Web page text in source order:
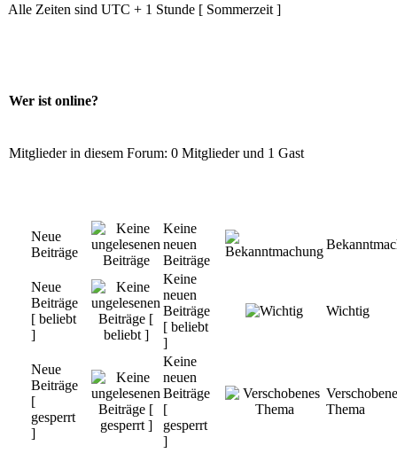
Alle Zeiten sind UTC + 1 Stunde [ Sommerzeit ]
Wer ist online?
Mitglieder in diesem Forum: 0 Mitglieder und 1 Gast
Neue
Beiträge
Keine
neuen
Beiträge
Neue
Beiträge
[ beliebt
]
Keine
neuen
Beiträge
[ beliebt
]
Wichtig
Neue
Beiträge
[
gesperrt
]
Keine
neuen
Beiträge
[
gesperrt
]
Thema